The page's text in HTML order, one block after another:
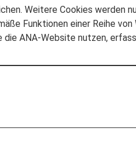
Airport
Airport
International Airport
Weitere Cookies werden
Funktionen einer Reihe
die ANA-Website nutzen,